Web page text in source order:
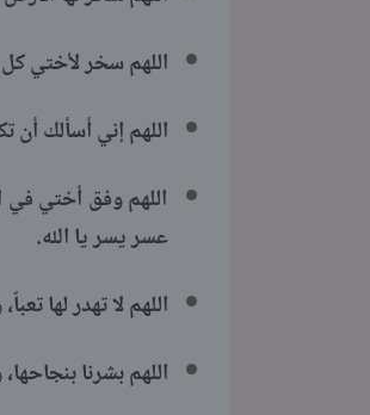
اللهم سخر لأختي
اللهم إني أسألك أن
اللهم وفق أختي في
عسر يسر يا الله.
اللهم لا تهدر لها
اللهم بشرنا